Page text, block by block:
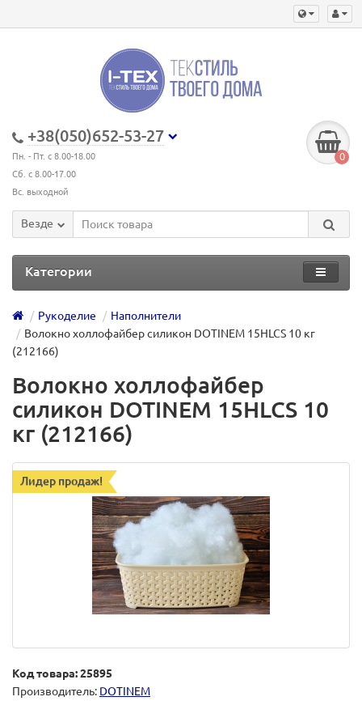
+38(050)652-53-27
Пн. - Пт. с 8.00-18.00
Сб. с 8.00-17.00
Вс. выходной
0
Везде
Категории
Рукоделие
Наполнители
Волокно холлофайбер силикон DOTINEM 15HLCS 10 кг
(212166)
Волокно холлофайбер
силикон DOTINEM 15HLCS 10
кг (212166)
Лидер продаж!
Код товара: 25895
Производитель: DOTINEM